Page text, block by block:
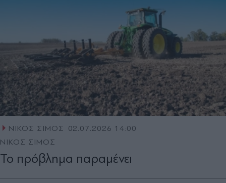
ΝΙΚΟΣ ΣΙΜΟΣ
02.07.2026 14:00
ΝΙΚΟΣ ΣΙΜΟΣ
Το πρόβληµα παραµένει